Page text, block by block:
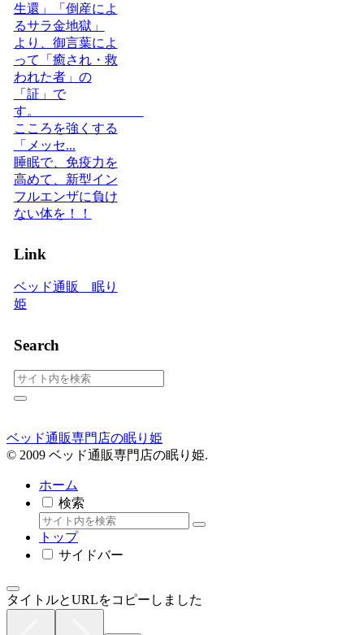
生還」「倒産によ
るサラ金地獄」
より、御言葉によ
って「癒され・救
われた者」の
「証」で
す。
こころを強くする
「メッセ...
睡眠で、免疫力を
高めて、新型イン
フルエンザに負け
ない体を！！
Link
ベッド通販 眠り
姫
Search
ベッド通販専門店の眠り姫
© 2009 ベッド通販専門店の眠り姫.
ホーム
検索
トップ
サイドバー
タイトルとURLをコピーしました